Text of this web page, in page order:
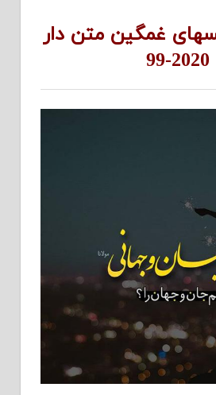
غمگین متن دار
2020-99